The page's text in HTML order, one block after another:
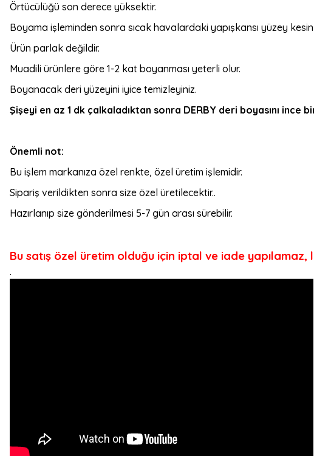
Örtücülüğü son derece yüksektir.
Boyama işleminden sonra sıcak havalardaki yapışkansı yüzey
Ürün parlak değildir.
Muadili ürünlere göre 1-2 kat boyanması yeterli olur.
Boyanacak deri yüzeyini iyice temizleyiniz.
Şişeyi en az 1 dk çalkaladıktan sonra DERBY deri boyasını ince
Önemli not:
Bu işlem markanıza özel renkte, özel üretim işlemidir.
Sipariş verildikten sonra size özel üretilecektir..
Hazırlanıp size gönderilmesi 5-7 gün arası sürebilir.
Bu satış özel üretim olduğu için iptal ve iade yapılamaz,
.